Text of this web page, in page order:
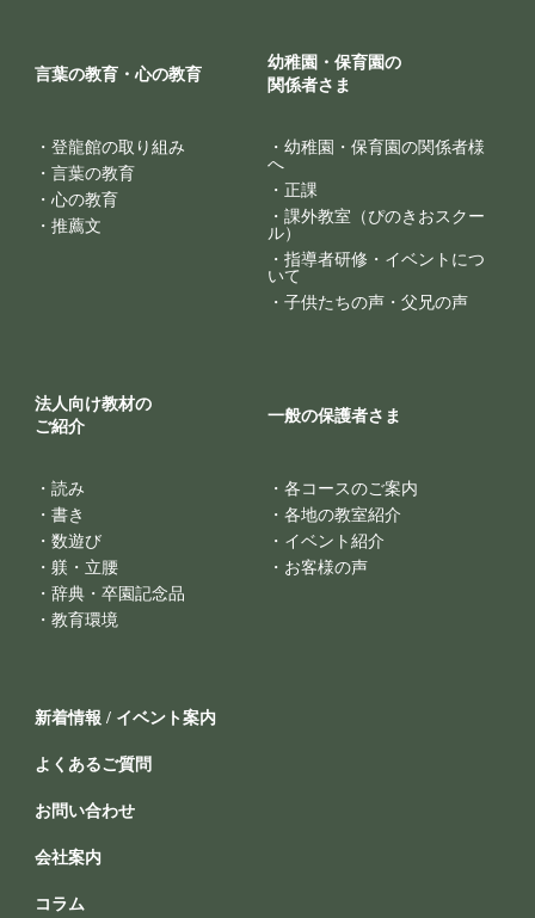
言葉の教育・心の教育
・登龍館の取り組み
・言葉の教育
・心の教育
・推薦文
幼稚園・保育園の
関係者さま
・ 幼稚園・保育園の関係者様
へ
・ 正課
・ 課外教室（ぴのきおスクー
ル）
・ 指導者研修・イベントにつ
いて
・ 子供たちの声・父兄の声
法人向け教材の
ご紹介
・読み
・書き
・数遊び
・躾・立腰
・辞典・卒園記念品
・教育環境
一般の保護者さま
・ 各コースのご案内
・ 各地の教室紹介
・ イベント紹介
・ お客様の声
新着情報 / イベント案内
よくあるご質問
お問い合わせ
会社案内
コラム